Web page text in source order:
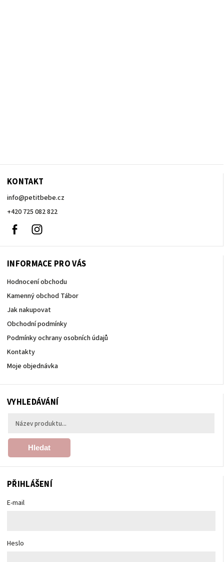
KONTAKT
info@petitbebe.cz
+420 725 082 822
Facebook
INFORMACE PRO VÁS
Hodnocení obchodu
Kamenný obchod Tábor
Jak nakupovat
Obchodní podmínky
Podmínky ochrany osobních údajů
Kontakty
Moje objednávka
VYHLEDÁVÁNÍ
Hledat
PŘIHLÁŠENÍ
E-mail
Heslo